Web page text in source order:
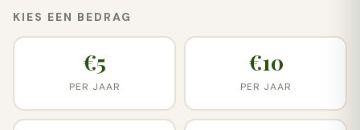
KIES EEN BEDRAG
€5
PER JAAR
€10
PER JAAR